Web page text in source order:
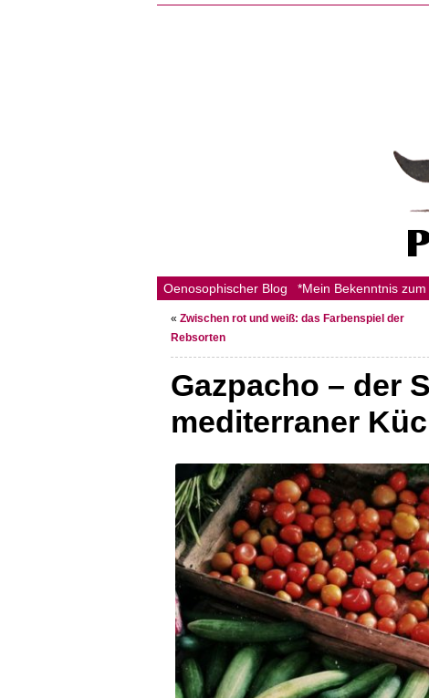
Oenosophischer Blog *Mein Bekenntnis zum
« Zwischen rot und weiß: das Farbenspiel der
Rebsorten
Gazpacho – der
mediterraner